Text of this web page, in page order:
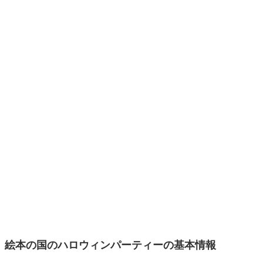
絵本の国のハロウィンパーティーの基本情報